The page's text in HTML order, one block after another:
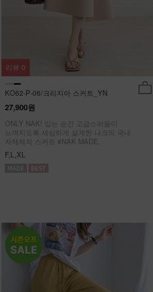
KO62-P-06/크리지아 스커트_YN
27,900원
ONLY NAK! 입는 순간 고급스러움이
느껴지도록 세심하게 설계한 나크의 국내
자체제작 스커트 #NAK MADE.
F,L,XL
리뷰 0